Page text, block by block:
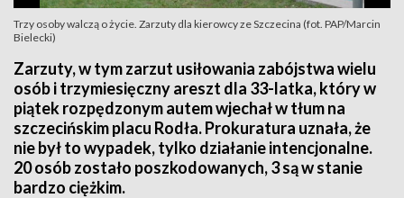
Trzy osoby walczą o życie. Zarzuty dla kierowcy ze Szczecina (fot. PAP/Marcin
Bielecki)
Zarzuty, w tym zarzut usiłowania zabójstwa wielu
osób i trzymiesięczny areszt dla 33-latka, który w
piątek rozpędzonym autem wjechał w tłum na
szczecińskim placu Rodła. Prokuratura uznała, że
nie był to wypadek, tylko działanie intencjonalne.
20 osób zostało poszkodowanych, 3 są w stanie
bardzo ciężkim.